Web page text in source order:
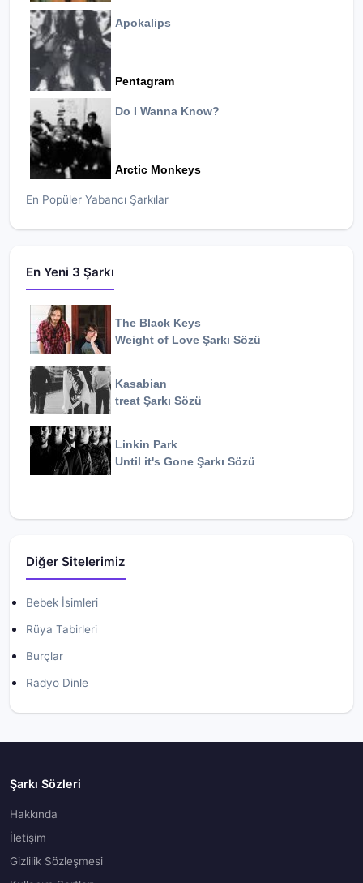
Apokalips
Pentagram
Do I Wanna Know?
Arctic Monkeys
En Popüler Yabancı Şarkılar
En Yeni 3 Şarkı
The Black Keys
Weight of Love Şarkı Sözü
Kasabian
treat Şarkı Sözü
Linkin Park
Until it's Gone Şarkı Sözü
Diğer Sitelerimiz
Bebek İsimleri
Rüya Tabirleri
Burçlar
Radyo Dinle
Şarkı Sözleri
Hakkında
İletişim
Gizlilik Sözleşmesi